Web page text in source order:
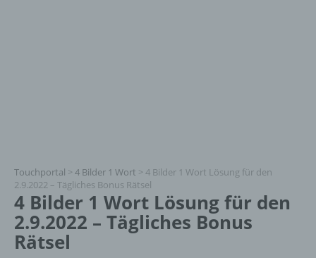
Touchportal > 4 Bilder 1 Wort > 4 Bilder 1 Wort Lösung für den
2.9.2022 – Tägliches Bonus Rätsel
4 Bilder 1 Wort Lösung für den
2.9.2022 – Tägliches Bonus
Rätsel